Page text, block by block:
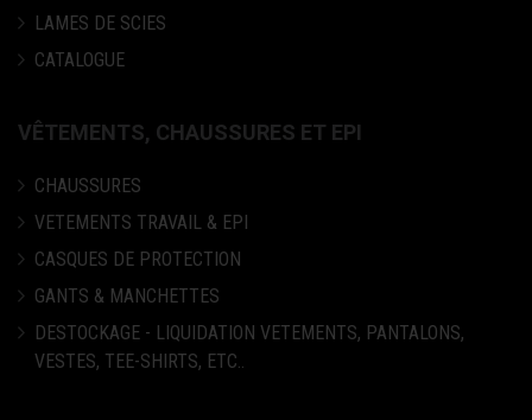
LAMES DE SCIES
CATALOGUE
VÊTEMENTS, CHAUSSURES ET EPI
CHAUSSURES
VETEMENTS TRAVAIL & EPI
CASQUES DE PROTECTION
GANTS & MANCHETTES
DESTOCKAGE - LIQUIDATION VETEMENTS, PANTALONS,
VESTES, TEE-SHIRTS, ETC..